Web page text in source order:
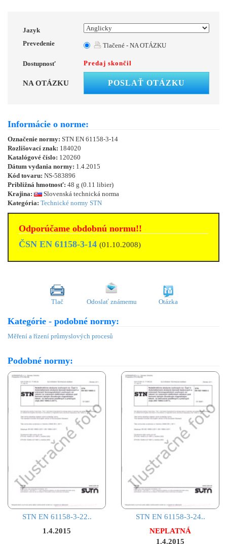
Jazyk
Prevedenie
Tlačené - NA OTÁZKU
Dostupnosť Predaj skončil
NA OTÁZKU POSLAŤ OTÁZKU
Informácie o norme:
Označenie normy: STN EN 61158-3-14
Rozlišovací znak: 184020
Katalógové číslo: 120260
Dátum vydania normy: 1.4.2015
Kód tovaru: NS-583896
Približná hmotnosť: 48 g (0.11 libier)
Krajina:
Slovenská technická norma
Kategória: Technické normy STN
Odporúčame obdobnú normu!!
ČSN EN 61158-3-14 (01.10.2008)
Tlač Odoslať známemu Otázka
Kategórie - podobné normy:
Měření a řízení průmyslových procesů
Podobné normy:
STN EN 61158-3-22..
1.4.2015
STN EN 61158-3-24..
NEPLATNÁ
1.4.2015